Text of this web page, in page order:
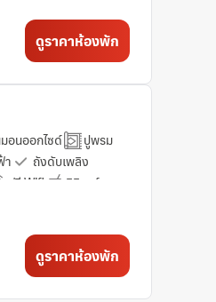
น้อย
วจจับควัน
ดูราคาห้องพัก
อนออกไซด์
ปูพรม
า
ถังดับเพลิง
ฟรี Wifi
มินิบาร์
ดูราคาห้องพัก